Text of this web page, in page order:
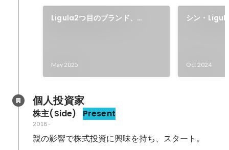
Ligula2つ目のブランド、
May 2025
シン・
Oct 2024
個人投資家
株主(Side) Present
2018-
親の影響で株式投資に興味を持ち、スタート。